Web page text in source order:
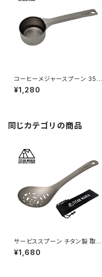
コーヒーメジャースプーン 35m
l 計量 スプーン チタン製 軽量
食器 カトラリー 調理器具 キッチ
¥1,280
同じカテゴリの商品
サービススプーン チタン製 取り
分け スプーン たっぷりすくえる
軽量 頑丈 直火 穴あき サービン
¥1,680